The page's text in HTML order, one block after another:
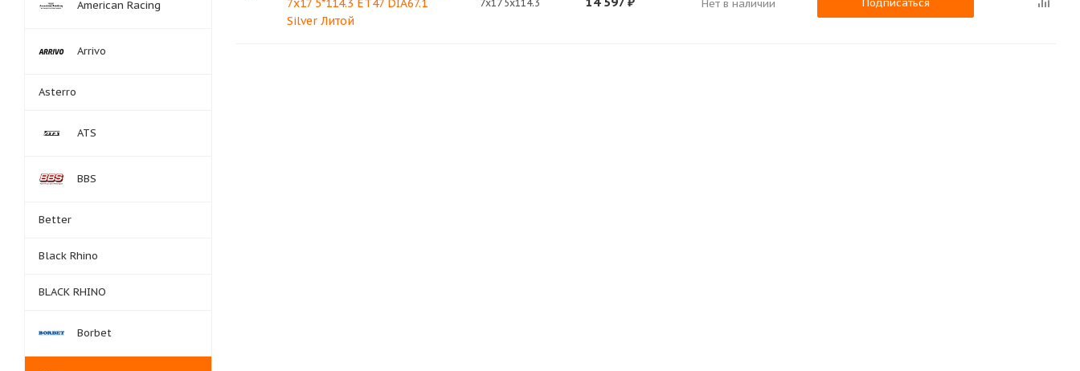
7x17 5*114.3 ET47 DIA67.1
Silver Литой
7x17 5x114.3 Нет в наличии Подписаться
American Racing
Arrivo
Asterro
ATS
BBS
Better
Black Rhino
BLACK RHINO
Borbet